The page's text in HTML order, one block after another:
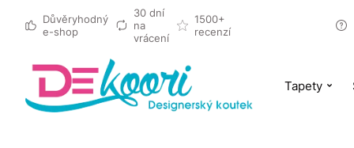
Důvěryhodný
e-shop
30 dní
na
vrácení
1500+
recenzí
Tapety